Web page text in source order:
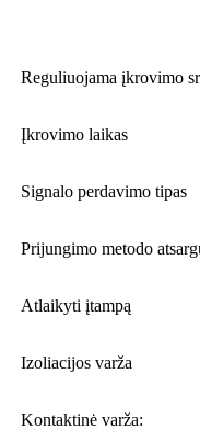
Reguliuojama įkrovimo
Įkrovimo laikas
Signalo perdavimo tipas
Prijungimo metodo
Atlaikyti įtampą
Izoliacijos varža
Kontaktinė varža: